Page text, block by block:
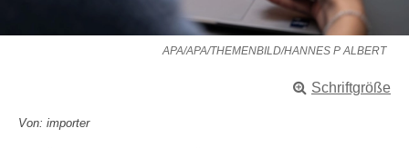
APA/APA/THEMENBILD/HANNES P ALBERT
Schriftgröße
Von: importer